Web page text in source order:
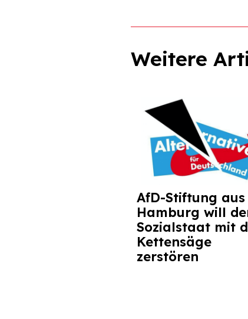
Weitere
AfD-Stiftung aus
Hamburg will
Sozialstaat mit
Kettensäge
zerstören